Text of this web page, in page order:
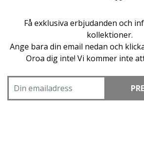
Få exklusiva erbjudanden och
kollektioner.
Ange bara din email nedan och
Oroa dig inte! Vi kommer inte